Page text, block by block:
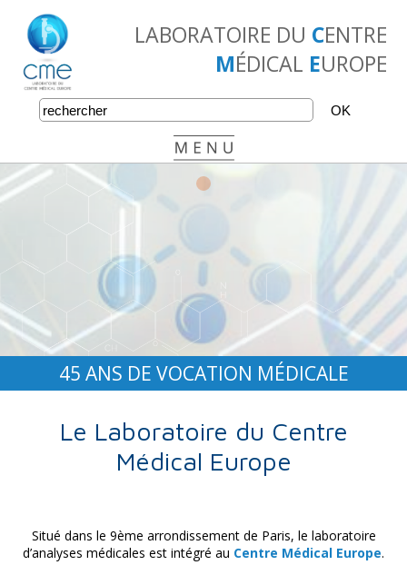
LABORATOIRE DU CENTRE
MÉDICAL EUROPE
•
45 ANS DE VOCATION MÉDICALE
Le Laboratoire du Centre
Médical Europe
Situé dans le 9ème arrondissement de Paris, le laboratoire
d’analyses médicales est intégré au Centre Médical Europe.